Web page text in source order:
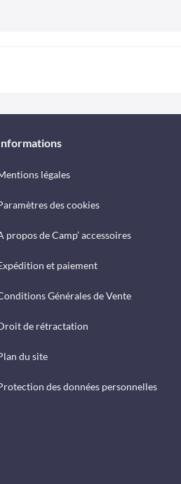
légales
des cookies
propos de Camp’ accessoires
et paiement
Générales de Vente
de rétractation
du site
des données personnelles